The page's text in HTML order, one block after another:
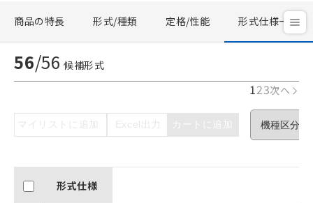
商品の特長 形式/種類 定格/性能 形式仕様一覧
56/56 候補形式
123次へ
マイリストに追加 Excel出力 カートに追加
形式仕様